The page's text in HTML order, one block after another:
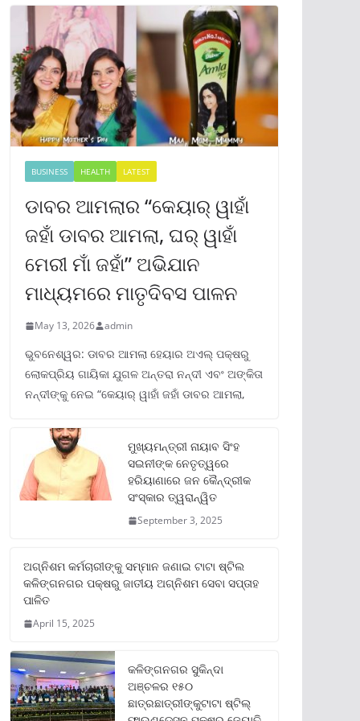
BUSINESS HEALTH LATEST
ଡାବର ଆମଲାର “କେୟାର୍ ୱାହାଁ
ଜହାଁ ଡାବର ଆମଲା, ଘର୍ ୱାହାଁ
ମେରୀ ମାଁ ଜହାଁ” ଅଭିଯାନ
ମାଧ୍ୟମରେ ମାତୃଦିବସ ପାଳନ
May 13, 2026 admin
ଭୁବନେଶ୍ୱର: ଡାବର ଆମଲା ହେୟାର ଅଏଲ୍ ପକ୍ଷରୁ
ଲୋକପ୍ରିୟ ଗାୟିକା ଯୁଗଳ ଅନ୍ତରା ନନ୍ଦୀ ଏବଂ ଅଙ୍କିତା
ନନ୍ଦୀଙ୍କୁ ନେଇ “କେୟାର୍ ୱାହାଁ ଜହାଁ ଡାବର ଆମଲା,
ମୁଖ୍ୟମନ୍ତ୍ରୀ ନାୟାବ ସିଂହ
ସଇନୀଙ୍କ ନେତୃତ୍ୱରେ
ହରିୟାଣାରେ ଜନ କୈନ୍ଦ୍ରୀକ
ସଂସ୍କାର ତ୍ୱରାନ୍ୱିତ
September 3, 2025
ଅଗ୍ନିଶମ କର୍ମଚାରୀଙ୍କୁ ସମ୍ମାନ ଜଣାଇ ଟାଟା ଷ୍ଟିଲ
କଳିଙ୍ଗନଗର ପକ୍ଷରୁ ଜାତୀୟ ଅଗ୍ନିଶମ ସେବା ସପ୍ତାହ
ପାଳିତ
April 15, 2025
କଳିଙ୍ଗନଗର ସୁକିନ୍ଦା
ଅଞ୍ଚଳର ୧୫୦
ଛାତ୍ରଛାତ୍ରୀଙ୍କୁଟାଟା ଷ୍ଟିଲ୍